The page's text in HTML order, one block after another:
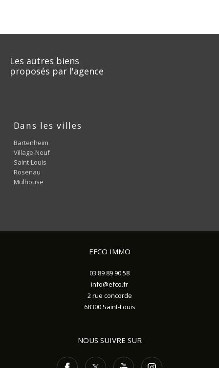
Les autres biens
proposés par l'agence
Dans les villes
Bartenheim
Village-Neuf
Saint-Louis
Rosenau
Mulhouse
EFCO IMMO
03 89 89 90 58
info@efco.fr
2 rue concorde
68300
Saint-Louis
NOUS SUIVRE SUR
RECHERCHER